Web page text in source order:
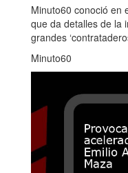
Minuto60 conoció en
que da detalles de la
grandes
Minuto60